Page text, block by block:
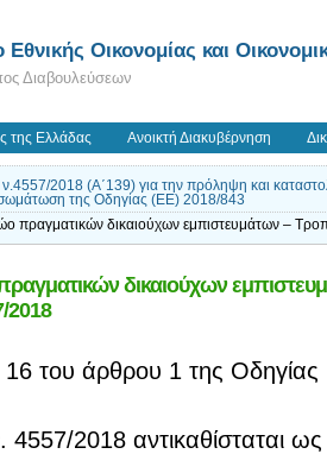
Οικονομίας και
Διαβουλεύσεων
της Ελλάδας Ανοικτή Διακυβέρνηση
2018 (Α΄139) για την πρόληψη και
της Οδηγίας (ΕΕ) 2018/843
πραγματικών δικαιούχων εμπιστευμάτων –
δικαιούχων
2018
του άρθρου 1 της
2018 αντικαθίσταται ως